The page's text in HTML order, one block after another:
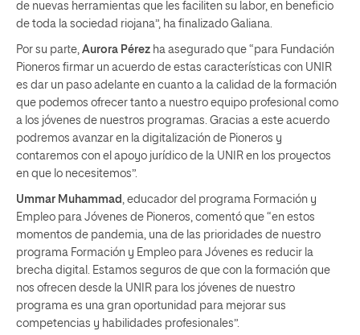
de nuevas herramientas que les faciliten su labor, en beneficio
de toda la sociedad riojana”, ha finalizado Galiana.
Por su parte, Aurora Pérez ha asegurado que “para Fundación
Pioneros firmar un acuerdo de estas características con UNIR
es dar un paso adelante en cuanto a la calidad de la formación
que podemos ofrecer tanto a nuestro equipo profesional como
a los jóvenes de nuestros programas. Gracias a este acuerdo
podremos avanzar en la digitalización de Pioneros y
contaremos con el apoyo jurídico de la UNIR en los proyectos
en que lo necesitemos”.
Ummar Muhammad, educador del programa Formación y
Empleo para Jóvenes de Pioneros, comentó que “en estos
momentos de pandemia, una de las prioridades de nuestro
programa Formación y Empleo para Jóvenes es reducir la
brecha digital. Estamos seguros de que con la formación que
nos ofrecen desde la UNIR para los jóvenes de nuestro
programa es una gran oportunidad para mejorar sus
competencias y habilidades profesionales”.